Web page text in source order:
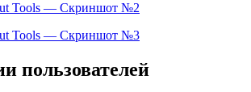
пользователей